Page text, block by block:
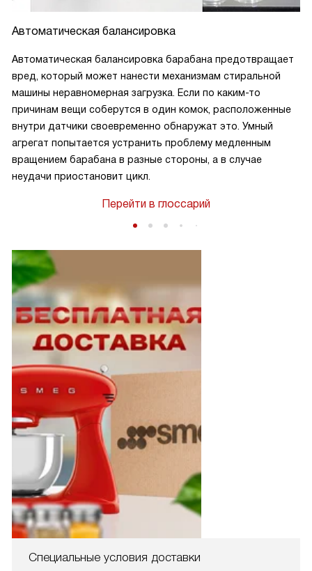
Автоматическая балансировка
Автоматическая балансировка барабана предотвращает
вред, который может нанести механизмам стиральной
машины неравномерная загрузка. Если по каким-то
причинам вещи соберутся в один комок, расположенные
внутри датчики своевременно обнаружат это. Умный
агрегат попытается устранить проблему медленным
вращением барабана в разные стороны, а в случае
неудачи приостановит цикл.
Перейти в глоссарий
Специальные условия доставки